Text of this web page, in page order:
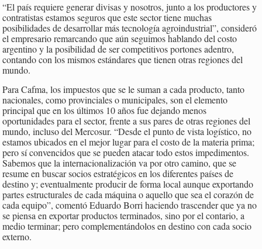
“El país requiere generar divisas y nosotros, junto a los productores y
contratistas estamos seguros que este sector tiene muchas
posibilidades de desarrollar más tecnología agroindustrial”, consideró
el empresario remarcando que aún seguimos hablando del costo
argentino y la posibilidad de ser competitivos portones adentro,
contando con los mismos estándares que tienen otras regiones del
mundo.
Para Cafma, los impuestos que se le suman a cada producto, tanto
nacionales, como provinciales o municipales, son el elemento
principal que en los últimos 10 años fue dejando menos
oportunidades para el sector, frente a sus pares de otras regiones del
mundo, incluso del Mercosur. “Desde el punto de vista logístico, no
estamos ubicados en el mejor lugar para el costo de la materia prima;
pero sí convencidos que se pueden atacar todo estos impedimentos.
Sabemos que la internacionalización va por otro camino, que se
resume en buscar socios estratégicos en los diferentes países de
destino y; eventualmente producir de forma local aunque exportando
partes estructurales de cada máquina o aquello que sea el corazón de
cada equipo”, comentó Eduardo Borri haciendo trascender que ya no
se piensa en exportar productos terminados, sino por el contario, a
medio terminar; pero complementándolos en destino con cada socio
externo.